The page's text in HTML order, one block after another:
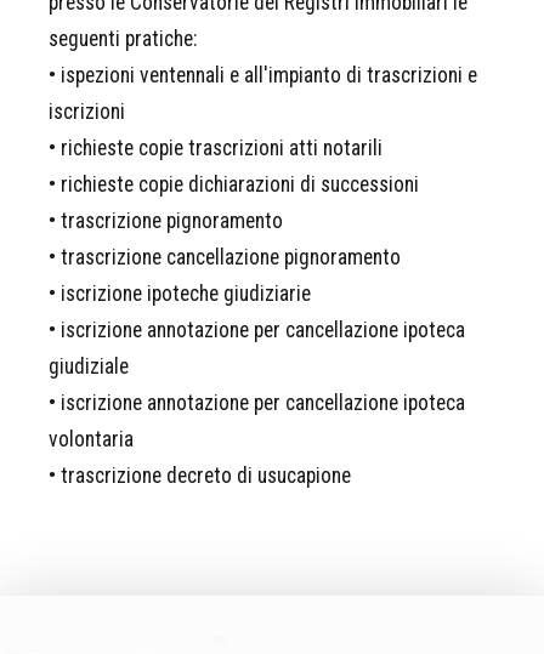
seguenti pratiche:
• ispezioni ventennali e all'impianto di trascrizioni e
iscrizioni
• richieste copie trascrizioni atti notarili
• richieste copie dichiarazioni di successioni
• trascrizione pignoramento
• trascrizione cancellazione pignoramento
• iscrizione ipoteche giudiziarie
• iscrizione annotazione per cancellazione ipoteca
giudiziale
• iscrizione annotazione per cancellazione ipoteca
volontaria
• trascrizione decreto di usucapione